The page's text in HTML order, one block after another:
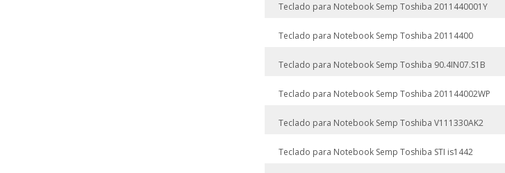
Teclado para Notebook Semp Toshiba 2011440001Y
Teclado para Notebook Semp Toshiba 20114400
Teclado para Notebook Semp Toshiba 90.4IN07.S1B
Teclado para Notebook Semp Toshiba 201144002WP
Teclado para Notebook Semp Toshiba V111330AK2
Teclado para Notebook Semp Toshiba STI is1442